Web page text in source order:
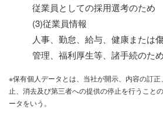
従業員としての採用選考のため
(3)従業員情報
人事、勤怠、給与、健康または
管理、福利厚生等、諸手続のため
※保有個人データとは、当社が開示、内容の訂
止、消去及び第三者への提供の停止を行うこと
ータをいう。